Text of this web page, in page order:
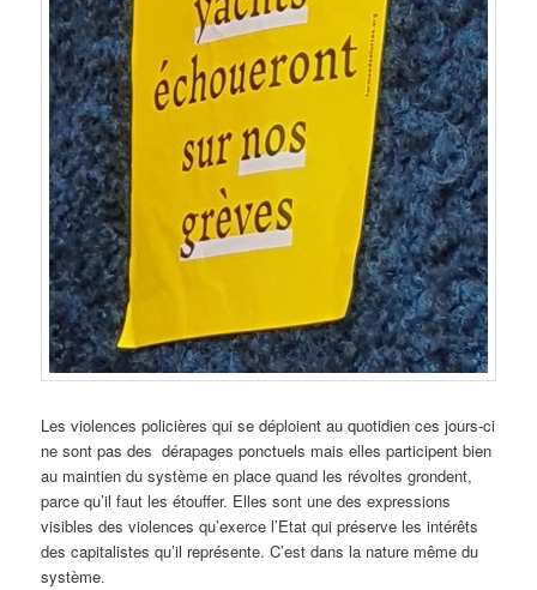
Les violences policières qui se déploient au quotidien ces jours-ci
ne sont pas des dérapages ponctuels mais elles participent bien
au maintien du système en place quand les révoltes grondent,
parce qu’il faut les étouffer. Elles sont une des expressions
visibles des violences qu’exerce l’Etat qui préserve les intérêts
des capitalistes qu’il représente. C’est dans la nature même du
système.